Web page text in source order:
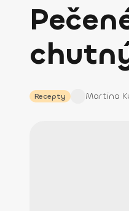
Recepty Martina